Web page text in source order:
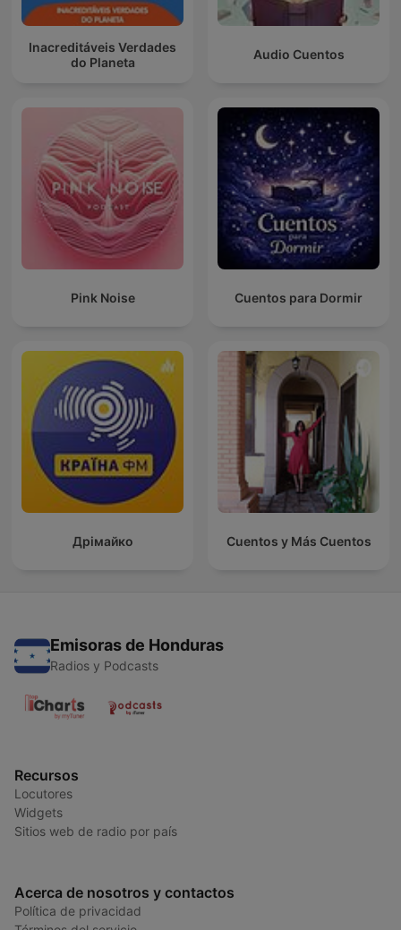
Inacreditáveis Verdades
do Planeta
Audio Cuentos
Pink Noise Cuentos para Dormir
Дрімайко Cuentos y Más Cuentos
Emisoras de Honduras
Radios y Podcasts
Recursos
Locutores
Widgets
Sitios web de radio por país
Acerca de nosotros y contactos
Política de privacidad